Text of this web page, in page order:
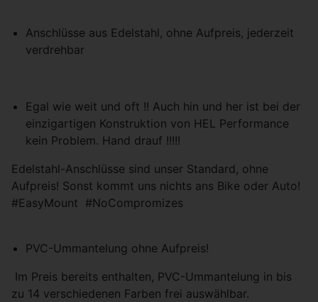
Anschlüsse aus Edelstahl, ohne Aufpreis, jederzeit
verdrehbar
Egal wie weit und oft !! Auch hin und her ist bei der
einzigartigen Konstruktion von HEL Performance
kein Problem. Hand drauf !!!!!
Edelstahl-Anschlüsse sind unser Standard, ohne
Aufpreis! Sonst kommt uns nichts ans Bike oder Auto!
#EasyMount #NoCompromizes
PVC-Ummantelung ohne Aufpreis!
Im Preis bereits enthalten, PVC-Ummantelung in bis
zu 14 verschiedenen Farben frei auswählbar.